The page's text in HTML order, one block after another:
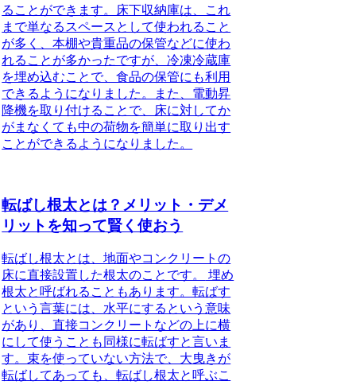
ることができます。床下収納庫は、これ
まで単なるスペースとして使われること
が多く、本棚や貴重品の保管などに使わ
れることが多かったですが、冷凍冷蔵庫
を埋め込むことで、食品の保管にも利用
できるようになりました。また、電動昇
降機を取り付けることで、床に対してか
がまなくても中の荷物を簡単に取り出す
ことができるようになりました。
転ばし根太とは？メリット・デメ
リットを知って賢く使おう
転ばし根太とは、地面やコンクリートの
床に直接設置した根太のことです。
埋め
根太と呼ばれることもあります。転ばす
という言葉には、水平にするという意味
があり、直接コンクリートなどの上に横
にして使うことも同様に転ばすと言いま
す。束を使っていない方法で、大曳きが
転ばしてあっても、転ばし根太と呼ぶこ